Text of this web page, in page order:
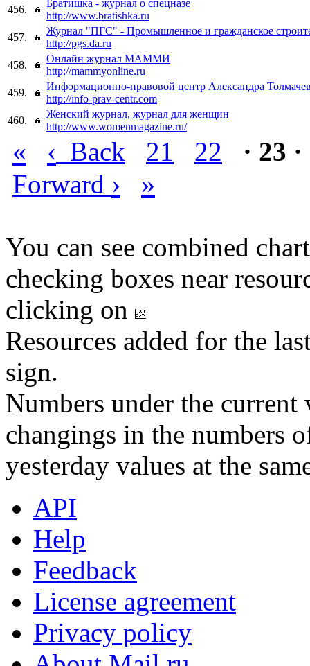
456.
Братишка - журнал о спецназе
http://www.bratishka.ru
457.
Журнал "ПГС" - Промышленное и гражданское
http://pgs.da.ru
458.
Онлайн журнал МАММИ
http://mammyonline.ru
459.
Информационно-правовой центр Александра
http://info-prav-centr.com
460.
Женский журнал, журнал для женщин
http://www.womenmagazine.ru/
« ‹ Back 21 22
· 23 ·
Forward › »
You can see combined
checking boxes near
clicking on
Resources added for the
sign.
Numbers under the
changings in the numbers
yesterday values at the
API
Help
Feedback
License agreement
Privacy policy